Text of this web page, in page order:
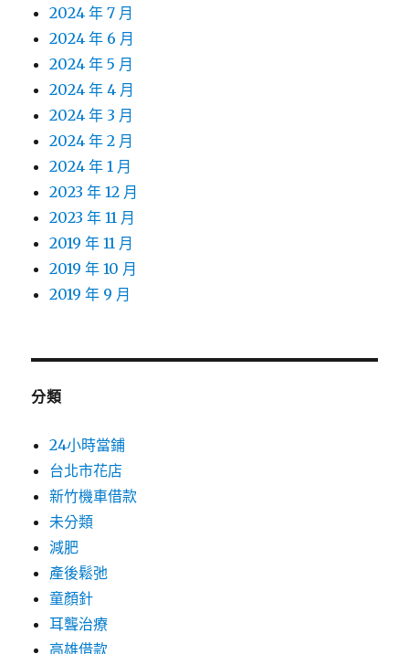
2024 年 7 月
2024 年 6 月
2024 年 5 月
2024 年 4 月
2024 年 3 月
2024 年 2 月
2024 年 1 月
2023 年 12 月
2023 年 11 月
2019 年 11 月
2019 年 10 月
2019 年 9 月
分類
24小時當鋪
台北市花店
新竹機車借款
未分類
減肥
產後鬆弛
童顏針
耳聾治療
高雄借款